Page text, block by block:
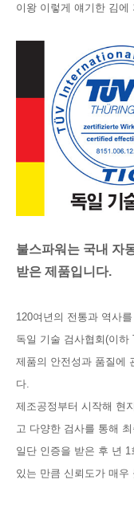
이왕 이렇게 얘기한 김에
불스파워는 국내 자
받은 제품입니다.
120여년의 전통과 역사
독일 기술 검사협회(이하
제품의 안전성과 품질에
다.
제조공정부터 시작해 현
고 다양한 검사를 통해
일단 인증을 받은 후 년
있는 만큼 신뢰도가 매우